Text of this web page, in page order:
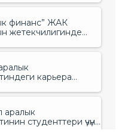
биринчи
финанс” ЖАК
жетекчилигинде
карьера
аралык
студенттери үчүн